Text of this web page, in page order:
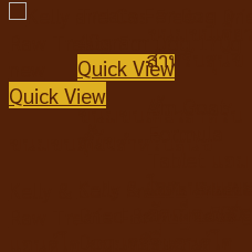
Quick View
Quick View
ขนมขบเคี้ยวสำหรับ
สำหรับสุนัข